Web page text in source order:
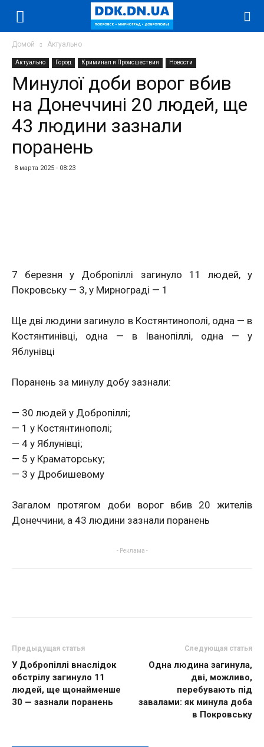
Домой Актуально
Актуально Город Криминал и Происшествия Новости
Минулої доби ворог вбив
на Донеччині 20 людей, ще
43 людини зазнали
поранень
8 марта 2025 - 08:23
7 березня у Добропіллі загинуло 11 людей, у
Покровську — 3, у Мирнограді — 1
Ще дві людини загинуло в Костянтинополі, одна — в
Костянтинівці, одна — в Іванопіллі, одна — у
Яблунівці
Поранень за минулу добу зазнали:
— 30 людей у Добропіллі;
— 1 у Костянтинополі;
— 4 у Яблунівці;
— 5 у Краматорську;
— 3 у Дробишевому
Загалом протягом доби ворог вбив 20 жителів
Донеччини, а 43 людини зазнали поранень
- Реклама -
Предыдущая статья
У Добропіллі внаслідок
обстрілу загинуло 11
людей, ще щонайменше
30 — зазнали поранень
Следующая статья
Одна людина загинула,
дві, можливо,
перебувають під
завалами: як минула доба
в Покровську